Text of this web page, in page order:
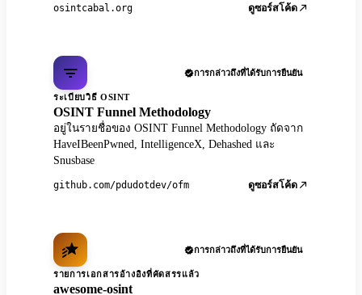
osintcabal.org ดูซอร์สโค้ด
การกล่าวถึงที่ได้รับการยืนยัน
ระเบียบวิธี OSINT
OSINT Funnel Methodology
อยู่ในรายชื่อของ OSINT Funnel Methodology ถัดจาก
HaveIBeenPwned, IntelligenceX, Dehashed และ
Snusbase
github.com/pdudotdev/ofm ดูซอร์สโค้ด
การกล่าวถึงที่ได้รับการยืนยัน
รายการเอกสารอ้างอิงที่คัดสรรแล้ว
awesome-osint